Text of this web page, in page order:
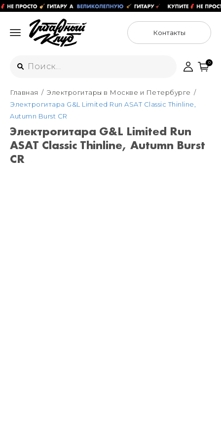
Контакты
Интернет-магазин
+7 (925) 125-54-44
Москва
+7 (925) 176-55-65
ул. Большая Новодмитровская 36с15,
Санкт-Петербург
0
Главная
Электрогитары в Москве и Петербурге
Электрогитара G&L Limited Run ASAT Classic Thinline,
Autumn Burst CR
Электрогитара G&L Limited Run
ASAT Classic Thinline, Autumn Burst
CR